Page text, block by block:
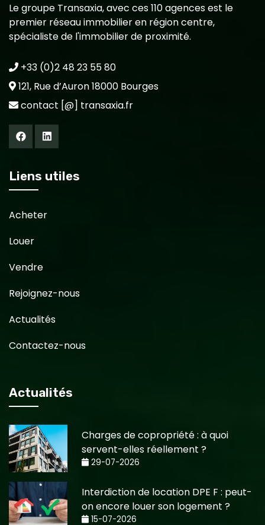
Le groupe Transaxia, avec ces 110 agences est le
premier réseau immobilier en région centre,
spécialiste de l'immobilier de proximité.
+33 (0)2 48 23 55 80
121, Rue d’Auron 18000 Bourges
contact [@] transaxia.fr
Liens utiles
Acheter
Louer
Vendre
Rejoignez-nous
Actualités
Contactez-nous
Actualités
Charges de copropriété : à quoi
servent-elles réellement ?
29-07-2026
Interdiction de location DPE F : peut-
on encore louer son logement ?
15-07-2026